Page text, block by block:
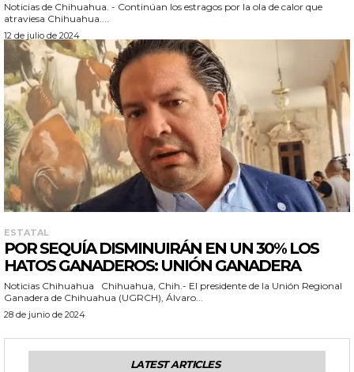
Noticias de Chihuahua. - Continúan los estragos por la ola de calor que
atraviesa Chihuahua....
12 de julio de 2024
ESTATAL
POR SEQUÍA DISMINUIRÁN EN UN 30% LOS
HATOS GANADEROS: UNIÓN GANADERA
Noticias Chihuahua Chihuahua, Chih.- El presidente de la Unión Regional
Ganadera de Chihuahua (UGRCH), Álvaro...
28 de junio de 2024
LATEST ARTICLES